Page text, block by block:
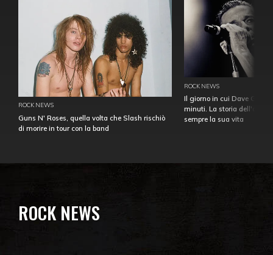
ROCK NEWS
Guns N' Roses, quella volta che Slash rischiò
di morire in tour con la band
ROCK NEWS
Il giorno in cui Dave
minuti. La storia
sempre la sua vita
ROCK NEWS